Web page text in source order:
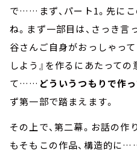
で……まず、パート1。先に
ね。まず一部目は、さっき言
谷さんご自身がおっしゃって
しよう』を作るにあたって
て…… どういうつもりで作
ず第一部で踏まえます。
その上で、第二幕。お話の作
もそもこの作品、構造的